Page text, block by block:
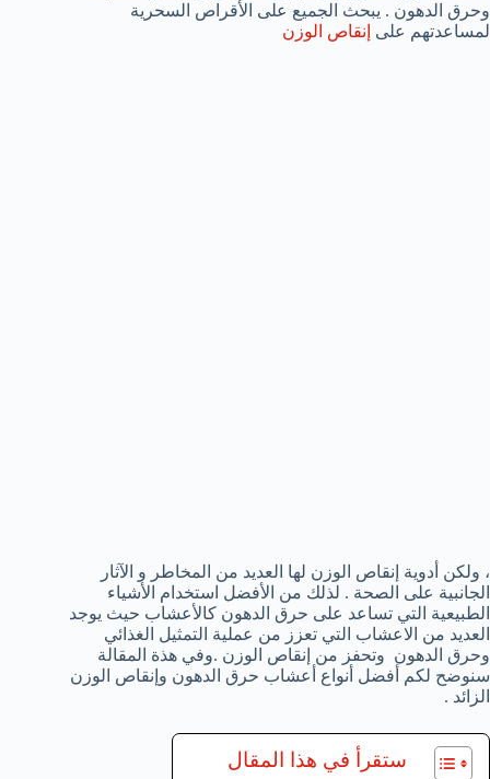
وحرق الدهون . يبحث الجميع على الأقراص السحرية
لمساعدتهم على إنقاص الوزن
، ولكن أدوية إنقاص الوزن لها العديد من المخاطر و الآثار
الجانبية على الصحة . لذلك من الأفضل استخدام الأشياء
الطبيعية التي تساعد على حرق الدهون كالأعشاب حيث يوجد
العديد من الاعشاب التي تعزز من عملية التمثيل الغذائي
وحرق الدهون وتحفز من إنقاص الوزن .وفي هذة المقالة
سنوضح لكم أفضل أنواع أعشاب حرق الدهون وإنقاص الوزن
الزائد .
ستقرأ في هذا المقال